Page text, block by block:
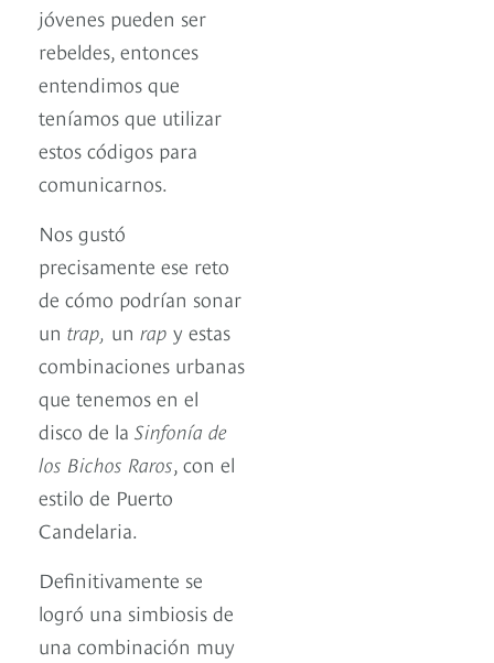
jóvenes pueden ser
rebeldes, entonces
entendimos que
teníamos que utilizar
estos códigos para
comunicarnos.
Nos gustó
precisamente ese reto
de cómo podrían sonar
un trap, un rap y estas
combinaciones urbanas
que tenemos en el
disco de la Sinfonía de
los Bichos Raros, con el
estilo de Puerto
Candelaria.
Definitivamente se
logró una simbiosis de
una combinación muy